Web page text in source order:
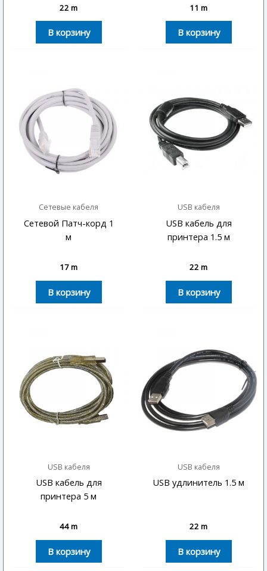
22 m
В корзину
11 m
В корзину
Сетевые кабеля
Сетевой Патч-корд 1
м
17m
В корзину
USB кабеля
USB кабель для
принтера 1.5 м
22 m
В корзину
USB кабеля
USB кабель для
принтера 5 м
44m
В корзину
USB кабеля
USB удлинитель 1.5 м
22 m
В корзину